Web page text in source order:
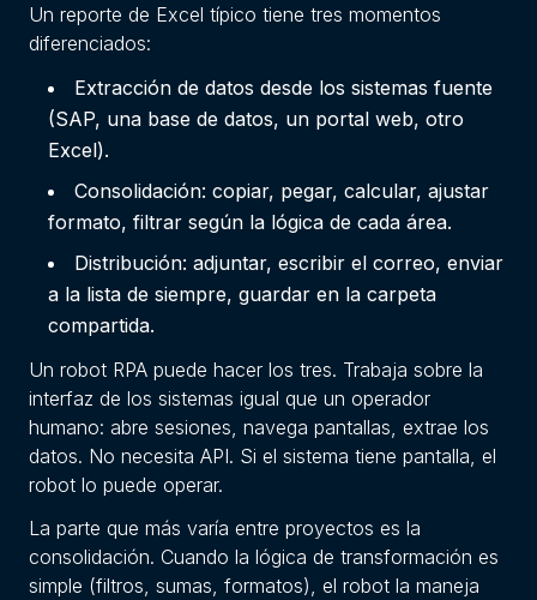
Un reporte de Excel típico tiene tres momentos
diferenciados:
Extracción de datos desde los sistemas fuente
(SAP, una base de datos, un portal web, otro
Excel).
Consolidación: copiar, pegar, calcular, ajustar
formato, filtrar según la lógica de cada área.
Distribución: adjuntar, escribir el correo, enviar
a la lista de siempre, guardar en la carpeta
compartida.
Un robot RPA puede hacer los tres. Trabaja sobre la
interfaz de los sistemas igual que un operador
humano: abre sesiones, navega pantallas, extrae los
datos. No necesita API. Si el sistema tiene pantalla, el
robot lo puede operar.
La parte que más varía entre proyectos es la
consolidación. Cuando la lógica de transformación es
simple (filtros, sumas, formatos), el robot la maneja